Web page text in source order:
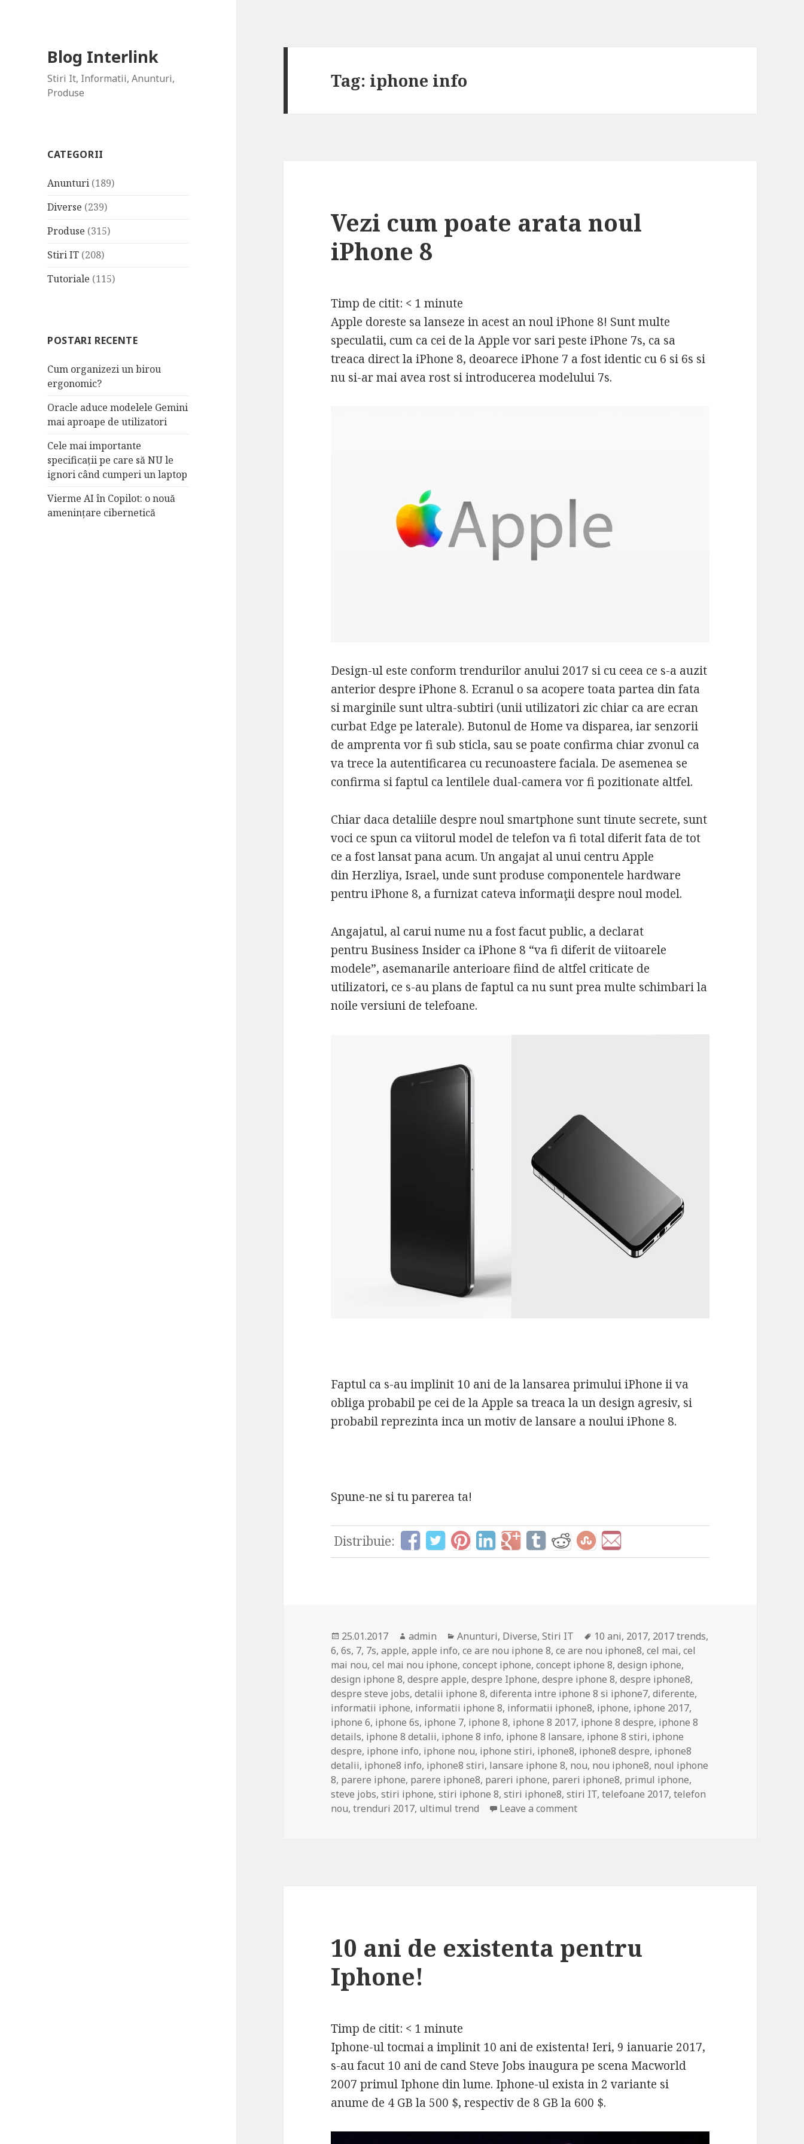
Blog Interlink
Stiri It, Informatii, Anunturi,
Produse
CATEGORII
Anunturi (189)
Diverse (239)
Produse (315)
Stiri IT (208)
Tutoriale (115)
POSTARI RECENTE
Cum organizezi un birou
ergonomic?
Oracle aduce modelele Gemini
mai aproape de utilizatori
Cele mai importante
specificații pe care să NU le
ignori când cumperi un laptop
Vierme AI în Copilot: o nouă
amenințare cibernetică
Tag: iphone info
Vezi cum poate arata noul
iPhone 8
Timp de citit: < 1 minute
Apple doreste sa lanseze in acest an noul iPhone 8! Sunt multe
speculatii, cum ca cei de la Apple vor sari peste iPhone 7s, ca sa
treaca direct la iPhone 8, deoarece iPhone 7 a fost identic cu 6 si 6s si
nu si-ar mai avea rost si introducerea modelului 7s.
Design-ul este conform trendurilor anului 2017 si cu ceea ce s-a auzit
anterior despre iPhone 8. Ecranul o sa acopere toata partea din fata
si marginile sunt ultra-subtiri (unii utilizatori zic chiar ca are ecran
curbat Edge pe laterale). Butonul de Home va disparea, iar senzorii
de amprenta vor fi sub sticla, sau se poate confirma chiar zvonul ca
va trece la autentificarea cu recunoastere faciala. De asemenea se
confirma si faptul ca lentilele dual-camera vor fi pozitionate altfel.
Chiar daca detaliile despre noul smartphone sunt tinute secrete, sunt
voci ce spun ca viitorul model de telefon va fi total diferit fata de tot
ce a fost lansat pana acum. Un angajat al unui centru Apple
din Herzliya, Israel, unde sunt produse componentele hardware
pentru iPhone 8, a furnizat cateva informaţii despre noul model.
Angajatul, al carui nume nu a fost facut public, a declarat
pentru Business Insider ca iPhone 8 “va fi diferit de viitoarele
modele”, asemanarile anterioare fiind de altfel criticate de
utilizatori, ce s-au plans de faptul ca nu sunt prea multe schimbari la
noile versiuni de telefoane.
Faptul ca s-au implinit 10 ani de la lansarea primului iPhone ii va
obliga probabil pe cei de la Apple sa treaca la un design agresiv, si
probabil reprezinta inca un motiv de lansare a noului iPhone 8.
Spune-ne si tu parerea ta!
Distribuie:
Posted
on
25.01.2017 Author
admin Categories
Anunturi, Diverse,Stiri IT Tags
10 ani, 2017, 2017 trends,
6,6s, 7, 7s,apple,apple info,ce are nou iphone 8,ce are nou iphone8,cel mai,cel
mai nou,cel mai nou iphone,concept iphone,concept iphone 8,design iphone,
design iphone 8,despre apple,despre Iphone,despre iphone 8,despre iphone8,
despre steve jobs,detalii iphone 8,diferenta intre iphone 8 si iphone7,diferente,
informatii iphone, informatii iphone 8, informatii iphone8, iphone, iphone 2017,
iphone 6, iphone 6s, iphone 7, iphone 8, iphone 8 2017, iphone 8 despre, iphone 8
details, iphone 8 detalii, iphone 8 info, iphone 8 lansare, iphone 8 stiri, iphone
despre, iphone info, iphone nou, iphone stiri, iphone8, iphone8 despre, iphone8
detalii, iphone8 info, iphone8 stiri, lansare iphone 8, nou, nou iphone8, noul iphone
8, parere iphone, parere iphone8, pareri iphone, pareri iphone8, primul iphone,
steve jobs,stiri iphone,stiri iphone 8,stiri iphone8,stiri IT,telefoane 2017,telefon
nou,trenduri 2017, ultimul trend Leave a commenton Vezi cum poate arata noul iPhone 8
10 ani de existenta pentru
Iphone!
Timp de citit: < 1 minute
Iphone-ul tocmai a implinit 10 ani de existenta! Ieri, 9 ianuarie 2017,
s-au facut 10 ani de cand Steve Jobs inaugura pe scena Macworld
2007 primul Iphone din lume. Iphone-ul exista in 2 variante si
anume de 4 GB la 500 $, respectiv de 8 GB la 600 $.